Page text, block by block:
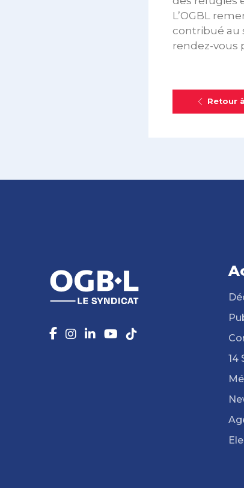
L’OGBL
contribué au
rendez-vous
Retour
14